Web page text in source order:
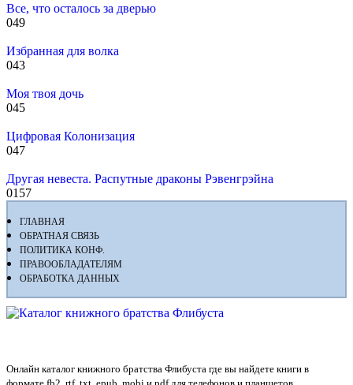
Все, что осталось за дверью
049
Избранная для волка
043
Моя твоя дочь
045
Цифровая Колонизация
047
Другая невеста. Распутные драконы Рэвенгрэйна
0157
ГЛАВНАЯ
ОБРАТНАЯ СВЯЗЬ
ПОЛИТИКА КОНФ.
ПРАВООБЛАДАТЕЛЯМ
ОБРАБОТКА ДАННЫХ
Онлайн каталог книжного братства Флибуста где вы найдете книги в